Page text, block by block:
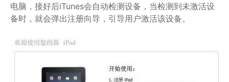
电脑，接好后iTunes会自动检测设备，当检测到未激活设
备时，就会弹出注册向导，引导用户激活该设备。